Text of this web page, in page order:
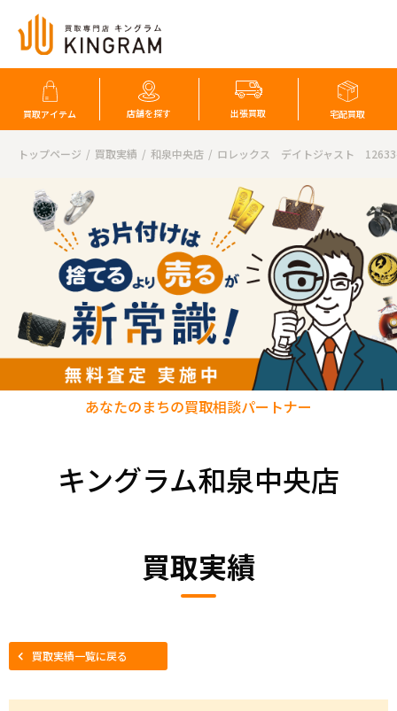
買取アイテム 店舗を探す 出張買取 宅配買取
トップページ 買取実績 和泉中央店 ロレックス デイトジャスト
キングラム和泉中央店
あなたのまちの買取相談パートナー
買取実績
買取実績一覧に戻る